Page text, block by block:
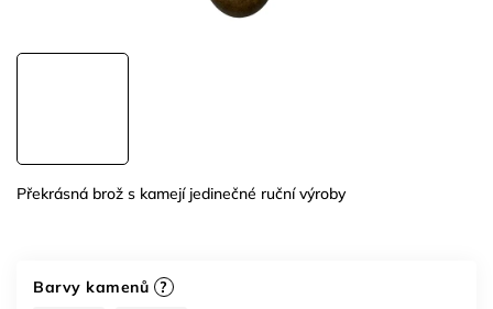
Barvy kamenů ?
Překrásná brož s kamejí jedinečné ruční výroby